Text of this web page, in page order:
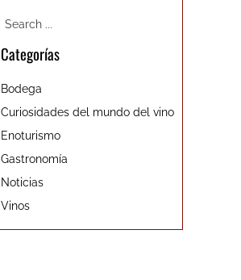
Categorías
Bodega
Curiosidades del mundo del vino
Enoturismo
Gastronomía
Noticias
Vinos